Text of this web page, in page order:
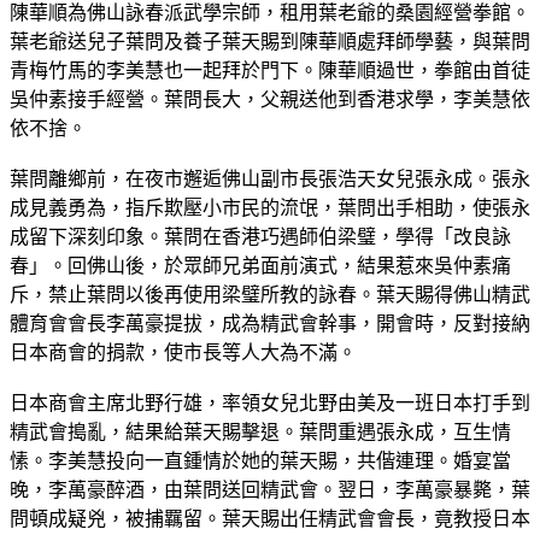
陳華順為佛山詠春派武學宗師，租用葉老爺的桑園經營拳館。
葉老爺送兒子葉問及養子葉天賜到陳華順處拜師學藝，與葉問
青梅竹馬的李美慧也一起拜於門下。陳華順過世，拳館由首徒
吳仲素接手經營。葉問長大，父親送他到香港求學，李美慧依
依不捨。
葉問離鄉前，在夜市邂逅佛山副市長張浩天女兒張永成。張永
成見義勇為，指斥欺壓小市民的流氓，葉問出手相助，使張永
成留下深刻印象。葉問在香港巧遇師伯梁璧，學得「改良詠
春」。回佛山後，於眾師兄弟面前演式，結果惹來吳仲素痛
斥，禁止葉問以後再使用梁璧所教的詠春。葉天賜得佛山精武
體育會會長李萬豪提拔，成為精武會幹事，開會時，反對接納
日本商會的捐款，使市長等人大為不滿。
日本商會主席北野行雄，率領女兒北野由美及一班日本打手到
精武會搗亂，結果給葉天賜擊退。葉問重遇張永成，互生情
愫。李美慧投向一直鍾情於她的葉天賜，共偕連理。婚宴當
晚，李萬豪醉酒，由葉問送回精武會。翌日，李萬豪暴斃，葉
問頓成疑兇，被捕羈留。葉天賜出任精武會會長，竟教授日本